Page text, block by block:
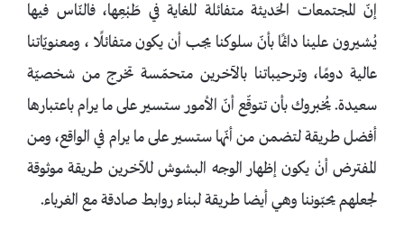
إنّ المجتمعات الحَديثة متفائلة للغاية في طَبْعِها، فالنّاس فيها
يُشيرون علينا دائمًا بأنّ سلوكنا يجب أن يكون متفائلًا ، ومعنويّاتنا
عالية دومًا، وترحيباتنا بالآخرين متحمّسة تخرج من شخصيّة
سعيدة. يُخبروك بأن تتوقّع أنّ الأمور ستسير على ما يرام باعتبارها
أفضل طريقة لتضمن من أنّها ستسير على ما يرام في الواقع، ومن
المفترض أنْ يكون إظهار الوجه البشوش للآخرين طريقة موثوقة
لجعلهم يحبّوننا وهي أيضا طريقة لبناء روابط صادقة مع الغرباء.